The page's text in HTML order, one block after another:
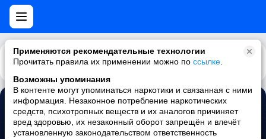
Применяются рекомендательные технологии
Прочитать правила их применении можно по ссылке
Возможны упоминания
В контенте могут упоминаться наркотики и связанная с ними
информация. Незаконное потребление наркотических
средств, психотропных веществ и их аналогов причиняет
вред здоровью, их незаконный оборот запрещён и влечёт
установленную законодательством ответственность
Каталог Рекомендации
Ils s'aiment
Brice Conrad